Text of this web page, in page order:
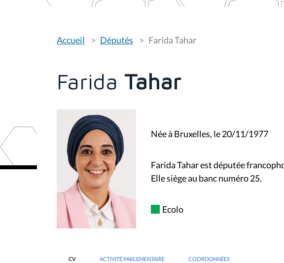
o
t
s
i
Accueil Députés Farida Tahar
Farida Tahar
Née à Bruxelles, le 20/11/1977
Farida Taharest députée
Elle siège au banc numéro 25.
Ecolo
CV ACTIVITÉ PARLEMENTAIRE COORDONNÉES